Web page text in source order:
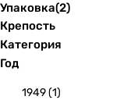
Упаковка(2)
Крепость
Категория
Год
1949(1)